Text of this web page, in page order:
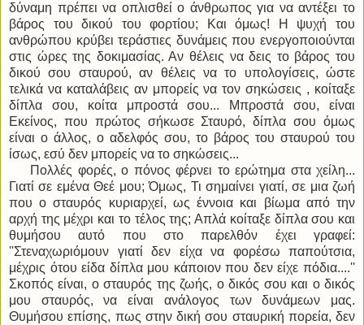
δύναμη πρέπει να οπλισθεί ο άνθρωπος για να αντέξει το
βάρος του δικού του φορτίου; Και όμως! Η ψυχή του
ανθρώπου κρύβει τεράστιες δυνάμεις που ενεργοποιούνται
στις ώρες της δοκιμασίας. Αν θέλεις να δεις το βάρος του
δικού σου σταυρού, αν θέλεις να το υπολογίσεις, ώστε
τελικά να καταλάβεις αν μπορείς να τον σηκώσεις , κοίταξε
δίπλα σου, κοίτα μπροστά σου... Μπροστά σου, είναι
Εκείνος, που πρώτος σήκωσε Σταυρό, δίπλα σου όμως
είναι ο άλλος, ο αδελφός σου, το βάρος του σταυρού του
ίσως, εσύ δεν μπορείς να το σηκώσεις...
Πολλές φορές, ο πόνος φέρνει το ερώτημα στα χείλη...
Γιατί σε εμένα Θεέ μου; Όμως, Τι σημαίνει γιατί, σε μια ζωή
που ο σταυρός κυριαρχεί, ως έννοια και βίωμα από την
αρχή της μέχρι και το τέλος της; Απλά κοίταξε δίπλα σου και
θυμήσου αυτό που στο παρελθόν έχει γραφεί:
''Στεναχωριόμουν γιατί δεν είχα να φορέσω παπούτσια,
μέχρις ότου είδα δίπλα μου κάποιον που δεν είχε πόδια....''
Σκοπός είναι, ο σταυρός της ζωής, ο δικός σου και ο δικός
μου σταυρός, να είναι ανάλογος των δυνάμεων μας.
Θυμήσου επίσης, πως στην δική σου σταυρική πορεία, δεν